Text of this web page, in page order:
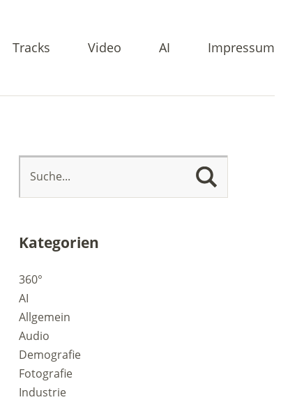
Tracks Video AI Impressum
Kategorien
360°
AI
Allgemein
Audio
Demografie
Fotografie
Industrie